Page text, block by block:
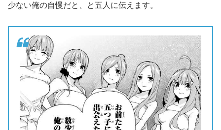
少ない俺の自慢だと、と五人に伝えます。